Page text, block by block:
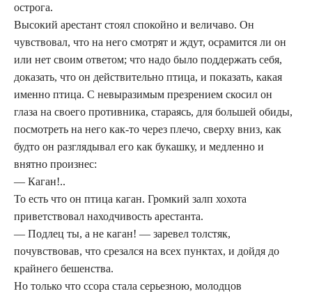
острога.
Высокий арестант стоял спокойно и величаво. Он
чувствовал, что на него смотрят и ждут, осрамится ли он
или нет своим ответом; что надо было поддержать себя,
доказать, что он действительно птица, и показать, какая
именно птица. С невыразимым презрением скосил он
глаза на своего противника, стараясь, для большей обиды,
посмотреть на него как-то через плечо, сверху вниз, как
будто он разглядывал его как букашку, и медленно и
внятно произнес:
— Каган!..
То есть что он птица каган. Громкий залп хохота
приветствовал находчивость арестанта.
— Подлец ты, а не каган! — заревел толстяк,
почувствовав, что срезался на всех пунктах, и дойдя до
крайнего бешенства.
Но только что ссора стала серьезною, молодцов